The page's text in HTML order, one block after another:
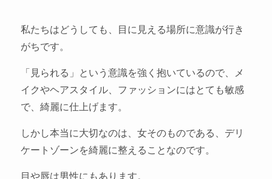
私たちはどうしても、目に見える場所に意識が行き
がちです。
「見られる」という意識を強く抱いているので、メ
イクやヘアスタイル、ファッションにはとても敏感
で、綺麗に仕上げます。
しかし本当に大切なのは、女そのものである、デリ
ケートゾーンを綺麗に整えることなのです。
目や唇は男性にもあります。